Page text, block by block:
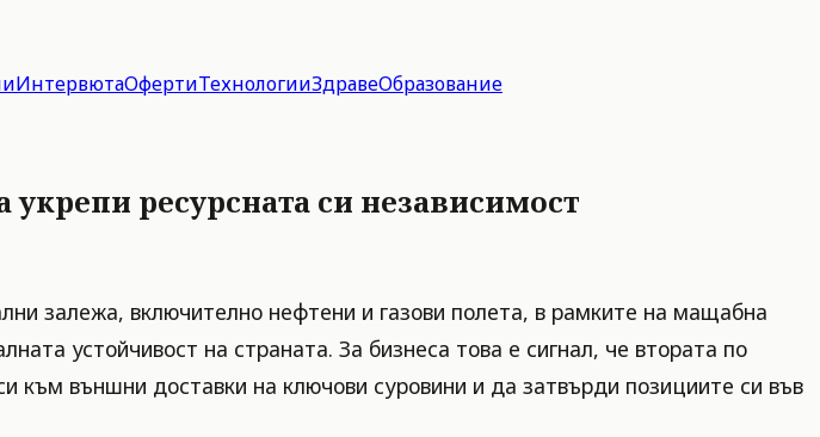
ИнтервютаОфертиТехнологииЗдравеОбразование
ресурсната си независимост
залежа, включително нефтени и газови полета, в рамките на мащабна
устойчивост на страната. За бизнеса това е сигнал, че втората по
към външни доставки на ключови суровини и да затвърди позициите си във